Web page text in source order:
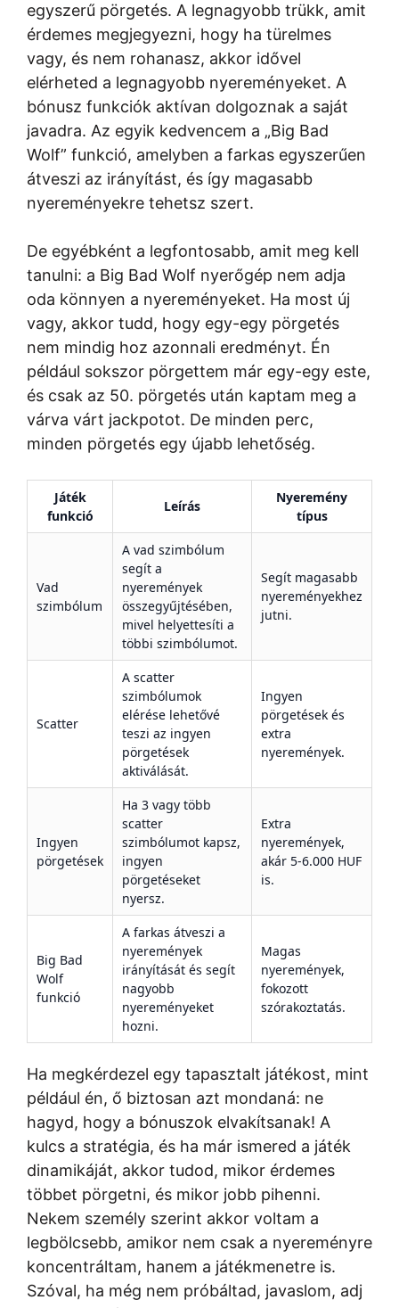
egyszerű pörgetés. A legnagyobb trükk, amit
érdemes megjegyezni, hogy ha türelmes
vagy, és nem rohanasz, akkor idővel
elérheted a legnagyobb nyereményeket. A
bónusz funkciók aktívan dolgoznak a saját
javadra. Az egyik kedvencem a „Big Bad
Wolf” funkció, amelyben a farkas egyszerűen
átveszi az irányítást, és így magasabb
nyereményekre tehetsz szert.
De egyébként a legfontosabb, amit meg kell
tanulni: a Big Bad Wolf nyerőgép nem adja
oda könnyen a nyereményeket. Ha most új
vagy, akkor tudd, hogy egy-egy pörgetés
nem mindig hoz azonnali eredményt. Én
például sokszor pörgettem már egy-egy este,
és csak az 50. pörgetés után kaptam meg a
várva várt jackpotot. De minden perc,
minden pörgetés egy újabb lehetőség.
Játék
funkció
Leírás
Nyeremény
típus
Vad
szimbólum
A vad szimbólum
segít a
nyeremények
összegyűjtésében,
mivel helyettesíti a
többi szimbólumot.
Segít magasabb
nyereményekhez
jutni.
Scatter
A scatter
szimbólumok
elérése lehetővé
teszi az ingyen
pörgetések
aktiválását.
Ingyen
pörgetések és
extra
nyeremények.
Ingyen
pörgetések
Ha 3 vagy több
scatter
szimbólumot kapsz,
ingyen
pörgetéseket
nyersz.
Extra
nyeremények,
akár 5-6.000 HUF
is.
Big Bad
Wolf
funkció
A farkas átveszi a
nyeremények
irányítását és segít
nagyobb
nyereményeket
hozni.
Magas
nyeremények,
fokozott
szórakoztatás.
Ha megkérdezel egy tapasztalt játékost, mint
például én, ő biztosan azt mondaná: ne
hagyd, hogy a bónuszok elvakítsanak! A
kulcs a stratégia, és ha már ismered a játék
dinamikáját, akkor tudod, mikor érdemes
többet pörgetni, és mikor jobb pihenni.
Nekem személy szerint akkor voltam a
legbölcsebb, amikor nem csak a nyereményre
koncentráltam, hanem a játékmenetre is.
Szóval, ha még nem próbáltad, javaslom, adj